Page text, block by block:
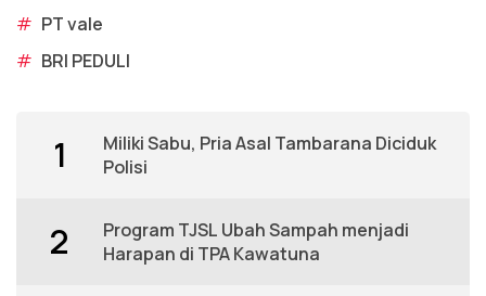
# PT vale
# BRI PEDULI
1
Miliki Sabu, Pria Asal Tambarana Diciduk
Polisi
2
Program TJSL Ubah Sampah menjadi
Harapan di TPA Kawatuna